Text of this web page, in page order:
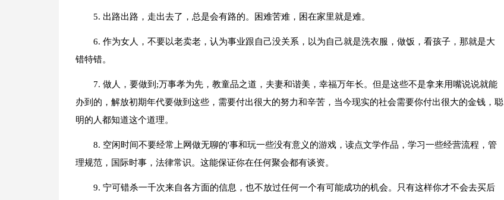
5. 出路出路，走出去了，总是会有路的。困难苦难，困在家里就是难。
6. 作为女人，不要以老卖老，认为事业跟自己没关系，以为自己就是洗衣服，做饭，看孩子，那就是大
错特错。
7. 做人，要做到;万事孝为先，教童品之道，夫妻和谐美，幸福万年长。但是这些不是拿来用嘴说说就能
办到的，解放初期年代要做到这些，需要付出很大的努力和辛苦，当今现实的社会需要你付出很大的金钱，聪
明的人都知道这个道理。
8. 空闲时间不要经常上网做无聊的'事和玩一些没有意义的游戏，读点文学作品，学习一些经营流程，管
理规范，国际时事，法律常识。这能保证你在任何聚会都有谈资。
9. 宁可错杀一千次来自各方面的信息，也不放过任何一个有可能成功的机会。只有这样你才不会去买后